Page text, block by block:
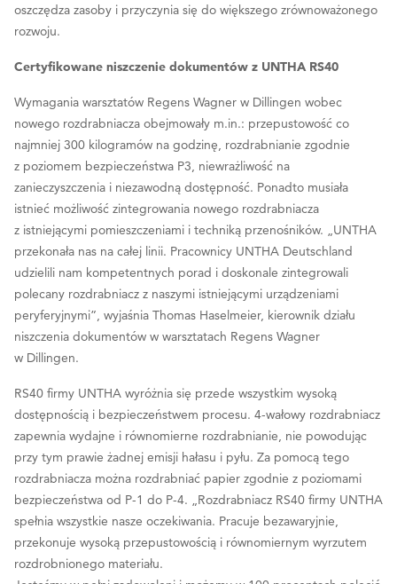
oszczędza zasoby i przyczynia się do większego zrównoważonego
rozwoju.
Certyfikowane niszczenie dokumentów z UNTHA RS40
Wymagania warsztatów Regens Wagner w Dillingen wobec
nowego rozdrabniacza obejmowały m.in.: przepustowość co
najmniej 300 kilogramów na godzinę, rozdrabnianie zgodnie
z poziomem bezpieczeństwa P3, niewrażliwość na
zanieczyszczenia i niezawodną dostępność. Ponadto musiała
istnieć możliwość zintegrowania nowego rozdrabniacza
z istniejącymi pomieszczeniami i techniką przenośników. „UNTHA
przekonała nas na całej linii. Pracownicy UNTHA Deutschland
udzielili nam kompetentnych porad i doskonale zintegrowali
polecany rozdrabniacz z naszymi istniejącymi urządzeniami
peryferyjnymi”, wyjaśnia Thomas Haselmeier, kierownik działu
niszczenia dokumentów w warsztatach Regens Wagner
w Dillingen.
RS40 firmy UNTHA wyróżnia się przede wszystkim wysoką
dostępnością i bezpieczeństwem procesu. 4-wałowy rozdrabniacz
zapewnia wydajne i równomierne rozdrabnianie, nie powodując
przy tym prawie żadnej emisji hałasu i pyłu. Za pomocą tego
rozdrabniacza można rozdrabniać papier zgodnie z poziomami
bezpieczeństwa od P-1 do P-4. „Rozdrabniacz RS40 firmy UNTHA
spełnia wszystkie nasze oczekiwania. Pracuje bezawaryjnie,
przekonuje wysoką przepustowością i równomiernym wyrzutem
rozdrobnionego materiału.